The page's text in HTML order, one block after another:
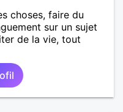
choses, faire du
sur un sujet
de la vie, tout